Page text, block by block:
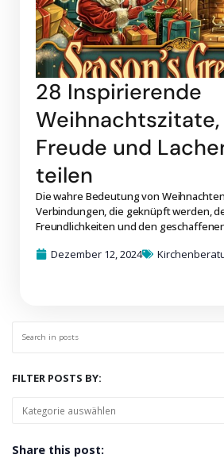
28 Inspirierende
Weihnachtszitate,
Freude und
teilen
Die wahre Bedeutung von
Verbindungen, die geknüpft werden,
Freundlichkeiten und den
Dezember 12, 2024
FILTER POSTS BY:
Share this post: